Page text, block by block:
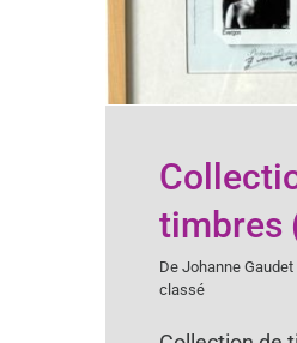
timbres
De Johanne Gaudet
classé